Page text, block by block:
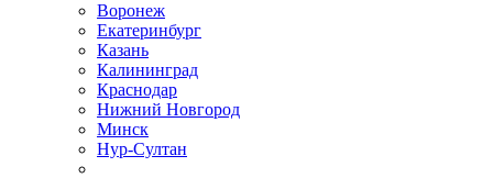
Воронеж
Екатеринбург
Казань
Калининград
Краснодар
Нижний Новгород
Минск
Нур-Султан